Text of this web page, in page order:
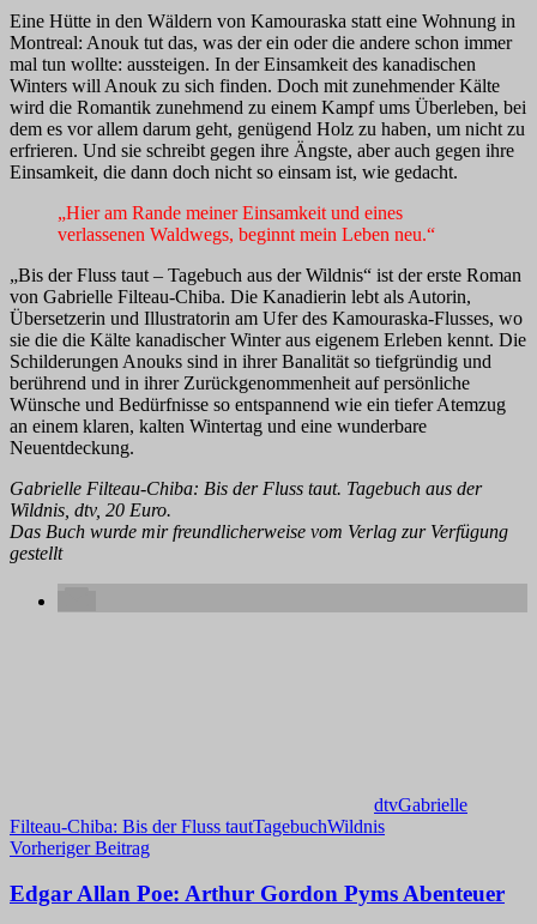
Eine Hütte in den Wäldern von Kamouraska statt eine Wohnung in
Montreal: Anouk tut das, was der ein oder die andere schon immer
mal tun wollte: aussteigen. In der Einsamkeit des kanadischen
Winters will Anouk zu sich finden. Doch mit zunehmender Kälte
wird die Romantik zunehmend zu einem Kampf ums Überleben, bei
dem es vor allem darum geht, genügend Holz zu haben, um nicht zu
erfrieren. Und sie schreibt gegen ihre Ängste, aber auch gegen ihre
Einsamkeit, die dann doch nicht so einsam ist, wie gedacht.
„Hier am Rande meiner Einsamkeit und eines
verlassenen Waldwegs, beginnt mein Leben neu.“
„Bis der Fluss taut – Tagebuch aus der Wildnis“ ist der erste Roman
von Gabrielle Filteau-Chiba. Die Kanadierin lebt als Autorin,
Übersetzerin und Illustratorin am Ufer des Kamouraska-Flusses, wo
sie die die Kälte kanadischer Winter aus eigenem Erleben kennt. Die
Schilderungen Anouks sind in ihrer Banalität so tiefgründig und
berührend und in ihrer Zurückgenommenheit auf persönliche
Wünsche und Bedürfnisse so entspannend wie ein tiefer Atemzug
an einem klaren, kalten Wintertag und eine wunderbare
Neuentdeckung.
Gabrielle Filteau-Chiba: Bis der Fluss taut. Tagebuch aus der
Wildnis, dtv, 20 Euro.
Das Buch wurde mir freundlicherweise vom Verlag zur Verfügung
gestellt
dtvGabrielle
Filteau-Chiba: Bis der Fluss tautTagebuchWildnis
Beitragsnavigation
Vorheriger Beitrag
Edgar Allan Poe: Arthur Gordon Pyms Abenteuer